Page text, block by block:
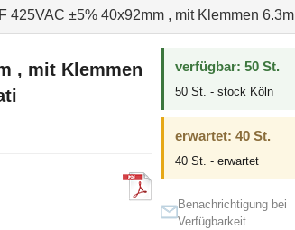
425VAC ±5% 40x92mm , mit Klemmen
, mit Klemmen
verfügbar: 50 St.
50 St. - stock Köln
erwartet: 40 St.
40 St. - erwartet
Benachrichtigung bei
Verfügbarkeit